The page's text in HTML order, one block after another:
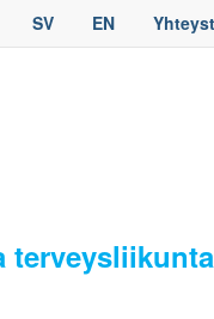
SV EN
terveysliikunta